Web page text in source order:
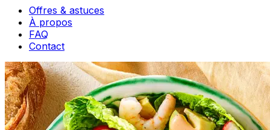
Offres & astuces
À propos
FAQ
Contact